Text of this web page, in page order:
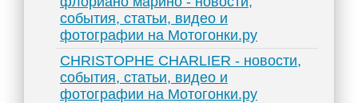
события, статьи, видео и
фотографии на Мотогонки.ру
CHRISTOPHE CHARLIER - новости,
события, статьи, видео и
фотографии на Мотогонки.ру